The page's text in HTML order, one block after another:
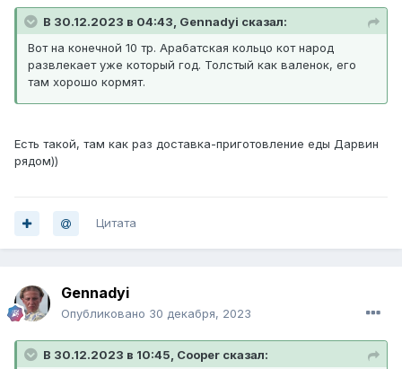
В 30.12.2023 в 04:43, Gennadyi сказал:
Вот на конечной 10 тр. Арабатская кольцо кот народ
развлекает уже который год. Толстый как валенок, его
там хорошо кормят.
Есть такой, там как раз доставка-приготовление еды Дарвин
рядом))
Цитата
Gennadyi
Опубликовано 30 декабря, 2023
В 30.12.2023 в 10:45, Cooper сказал: